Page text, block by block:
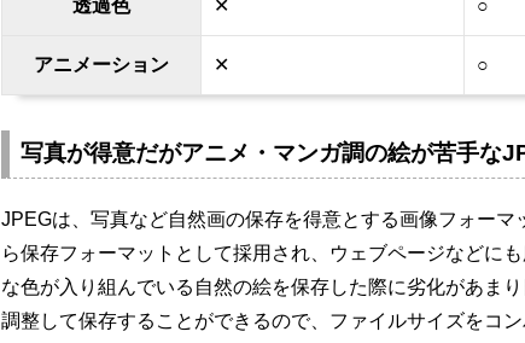
透過色 ✕ ○
アニメーション ✕ ○
写真が得意だがアニメ・マンガ調の絵が苦手な
JPEGは、写真など自然画の保存を得意とする画像フォーマ
ら保存フォーマットとして採用され、ウェブページなどに
な色が入り組んでいる自然の絵を保存した際に劣化があま
調整して保存することができるので、ファイルサイズをコ